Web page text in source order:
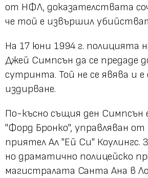
от НФЛ, доказателствата
че той е извършил
На 17 юни 1994 г. полицията
Джей Симпсън да се предаде
сутринта. Той не се явява и е
издирване.
По-късно същия ден Симпсън
"Форд Бронко", управляван от
приятел Ал "Ей Си" Коулингс.
но драматично полицейско
магистралата Санта Ана в